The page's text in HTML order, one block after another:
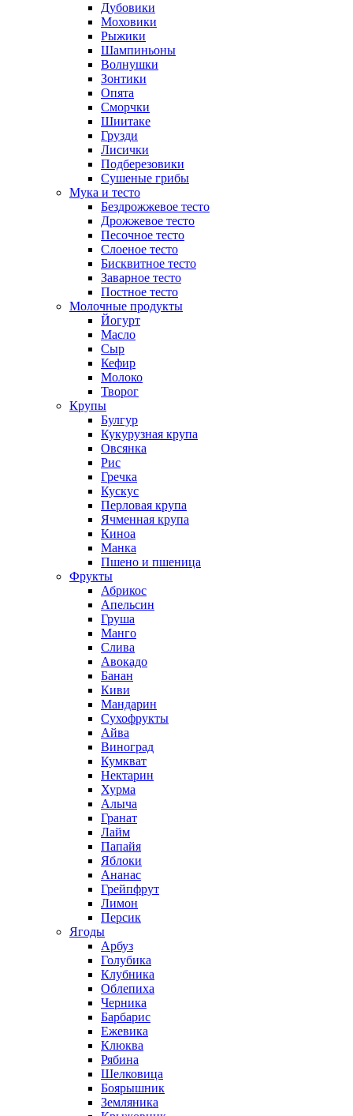
Дубовики
Моховики
Рыжики
Шампиньоны
Волнушки
Зонтики
Опята
Сморчки
Шиитаке
Грузди
Лисички
Подберезовики
Сушеные грибы
Мука и тесто
Бездрожжевое тесто
Дрожжевое тесто
Песочное тесто
Слоеное тесто
Бисквитное тесто
Заварное тесто
Постное тесто
Молочные продукты
Йогурт
Масло
Сыр
Кефир
Молоко
Творог
Крупы
Булгур
Кукурузная крупа
Овсянка
Рис
Гречка
Кускус
Перловая крупа
Ячменная крупа
Киноа
Манка
Пшено и пшеница
Фрукты
Абрикос
Апельсин
Груша
Манго
Слива
Авокадо
Банан
Киви
Мандарин
Сухофрукты
Айва
Виноград
Кумкват
Нектарин
Хурма
Алыча
Гранат
Лайм
Папайя
Яблоки
Ананас
Грейпфрут
Лимон
Персик
Ягоды
Арбуз
Голубика
Клубника
Облепиха
Черника
Барбарис
Ежевика
Клюква
Рябина
Шелковица
Боярышник
Земляника